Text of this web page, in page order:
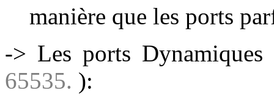
manière que les ports
-> Les ports
65535. ):